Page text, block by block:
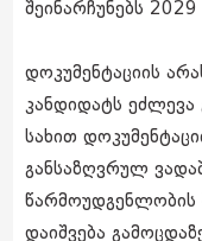
შეინარჩუნებს
დოკუმენტაციის
კანდიდატს
სახით
განსაზღვრულ
წარმოუდგენლობის
დაიშვება